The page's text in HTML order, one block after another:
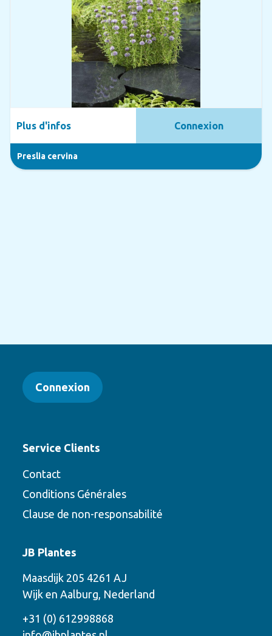
Preslia cervina
Plus d'infos Connexion
options suivantes
Connexion
Service Clients
Contact
Conditions Générales
Clause de non-responsabilité
JB Plantes
Maasdijk 205 4261 AJ
Wijk en Aalburg, Nederland
+31 (0) 612998868